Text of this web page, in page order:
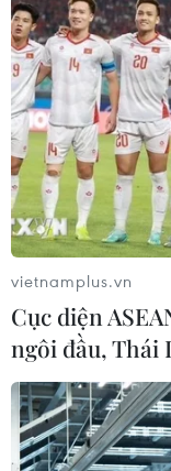
vietnamplus.vn
Cục diện
ngôi đầu, Thái